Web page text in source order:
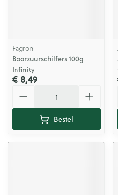
Fagron
Boorzuurschilfers 100g
Infinity
€ 8,49
Bestel